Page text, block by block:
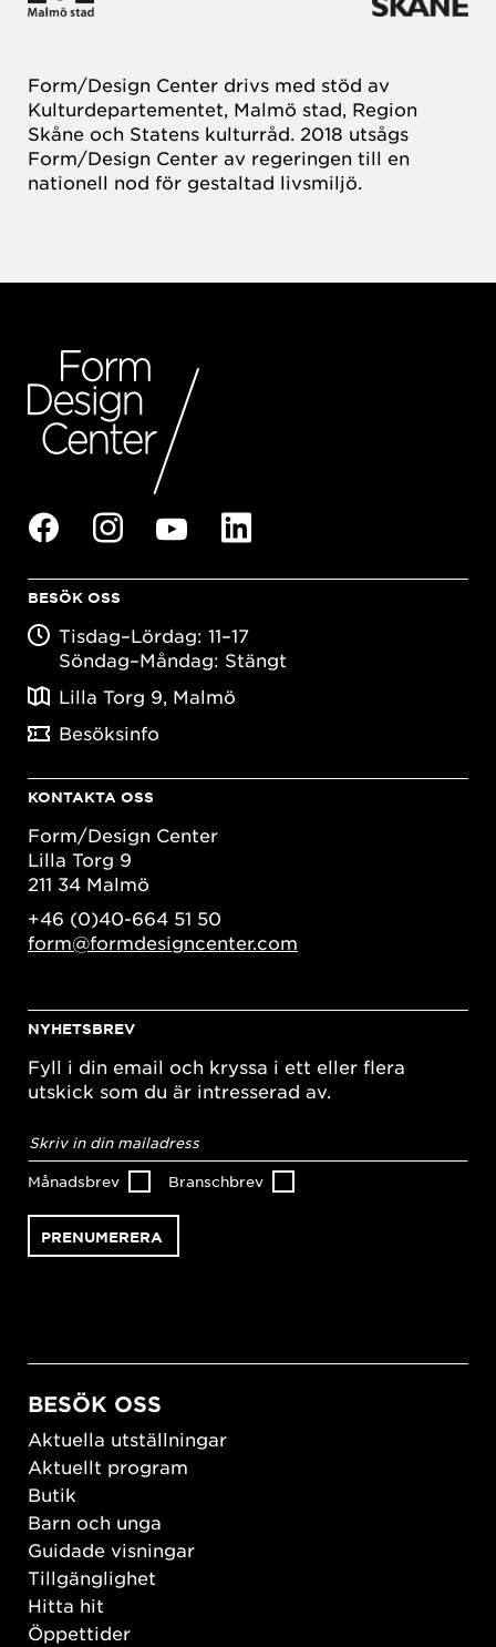
Form/Design Center drivs med stöd av
Kulturdepartementet, Malmö stad, Region
Skåne och Statens kulturråd. 2018 utsågs
Form/Design Center av regeringen till en
nationell nod för gestaltad livsmiljö.
BESÖK OSS
Tisdag–Lördag: 11–17
Söndag–Måndag: Stängt
Lilla Torg 9, Malmö
Besöksinfo
KONTAKTA OSS
Form/Design Center
Lilla Torg 9
211 34 Malmö
+46 (0)40-664 51 50
form@formdesigncenter.com
NYHETSBREV
Fyll i din email och kryssa i ett eller flera
utskick som du är intresserad av.
postadress*
Månadsbrev Branschbrev
BESÖK OSS
Aktuella utställningar
Aktuellt program
Butik
Barn och unga
Guidade visningar
Tillgänglighet
Hitta hit
Öppettider